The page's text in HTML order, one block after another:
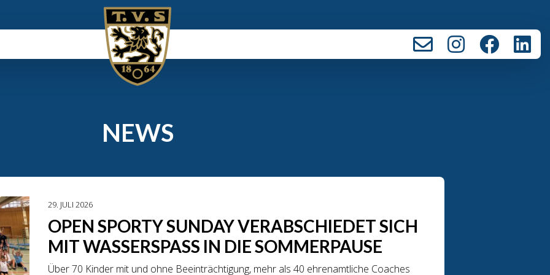
NEWS
29. JULI 2026
OPEN SPORTY SUNDAY VERABSCHIEDET SICH
MIT WASSERSPASS IN DIE SOMMERPAUSE
Über 70 Kinder mit und ohne Beeinträchtigung, mehr als 40 ehrenamtliche Coaches